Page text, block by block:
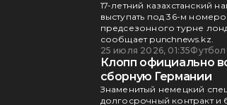
17-летний казахстанский
выступать под 36-м
предсезонного турне
сообщает punchnews.kz.
25 июля 2026, 01:35Футбол
Клопп официально
сборную Германии
Знаменитый немецкий
долгосрочный контракт и